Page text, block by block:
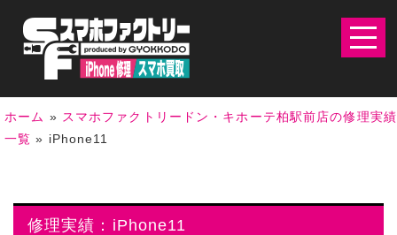
ホーム » スマホファクトリードン・キホーテ柏駅前店の修理実績
一覧 » iPhone11
修理実績：iPhone11